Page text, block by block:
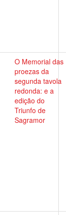
O Memorial das
proezas da
segunda tavola
redonda: e a
edição do
Triunfo de
Sagramor